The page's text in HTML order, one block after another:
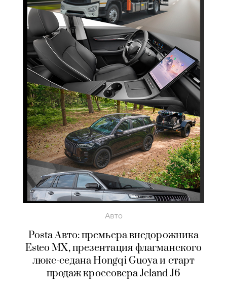
Авто
Posta Авто: премьера внедорожника
Esteo MX, презентация флагманского
люкс-седана Hongqi Guoya и старт
продаж кроссовера Jeland J6